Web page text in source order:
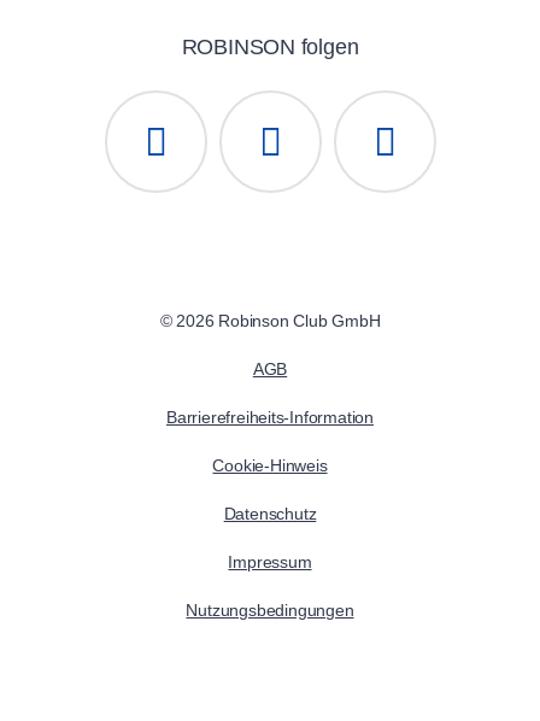
ROBINSON folgen
© 2026 Robinson Club GmbH
AGB
Barrierefreiheits-Information
Cookie-Hinweis
Datenschutz
Impressum
Nutzungsbedingungen